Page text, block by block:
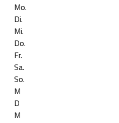
Mo.
Di.
Mi.
Do.
Fr.
Sa.
So.
M
D
M